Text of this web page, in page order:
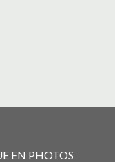
EN PHOTOS